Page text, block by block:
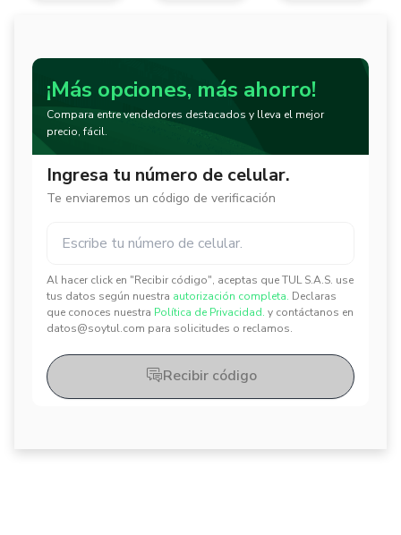
¡Más opciones, más ahorro!
Compara entre vendedores destacados y lleva el mejor
precio, fácil.
Ingresa tu número de celular.
Te enviaremos un código de verificación
Al hacer click en "Recibir código", aceptas que TUL S.A.S. use
tus datos según nuestra autorización completa. Declaras
que conoces nuestra Política de Privacidad. y contáctanos en
datos@soytul.com para solicitudes o reclamos.
✕
✕
Recibir código